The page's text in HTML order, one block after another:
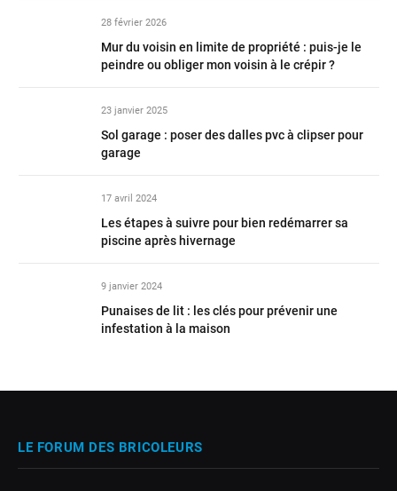
28 février 2026
Mur du voisin en limite de propriété : puis-je le
peindre ou obliger mon voisin à le crépir ?
23 janvier 2025
Sol garage : poser des dalles pvc à clipser pour
garage
17 avril 2024
Les étapes à suivre pour bien redémarrer sa
piscine après hivernage
9 janvier 2024
Punaises de lit : les clés pour prévenir une
infestation à la maison
LE FORUM DES BRICOLEURS